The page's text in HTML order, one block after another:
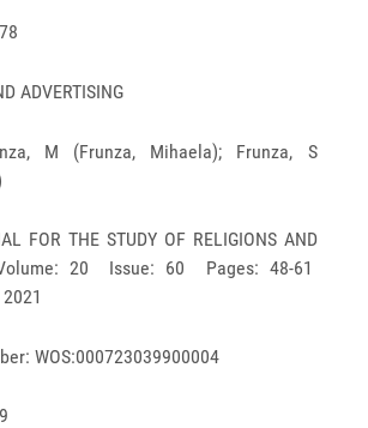
ADVERTISING
M (Frunza, Mihaela); Frunza, S
FOR THE STUDY OF RELIGIONS AND
Volume: 20 Issue: 60 Pages: 48-61
WOS:000723039900004